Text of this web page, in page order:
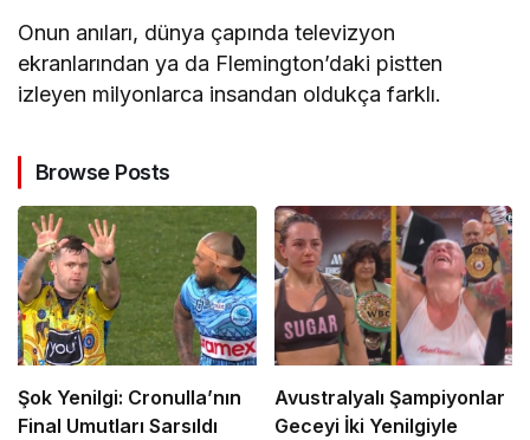
Onun anıları, dünya çapında televizyon
ekranlarından ya da Flemington’daki pistten
izleyen milyonlarca insandan oldukça farklı.
Browse Posts
Şok Yenilgi: Cronulla’nın
Final Umutları Sarsıldı
Avustralyalı Şampiyonlar
Geceyi İki Yenilgiyle